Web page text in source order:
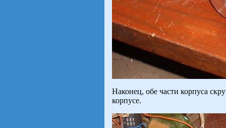
Наконец, обе части корпуса
корпусе.